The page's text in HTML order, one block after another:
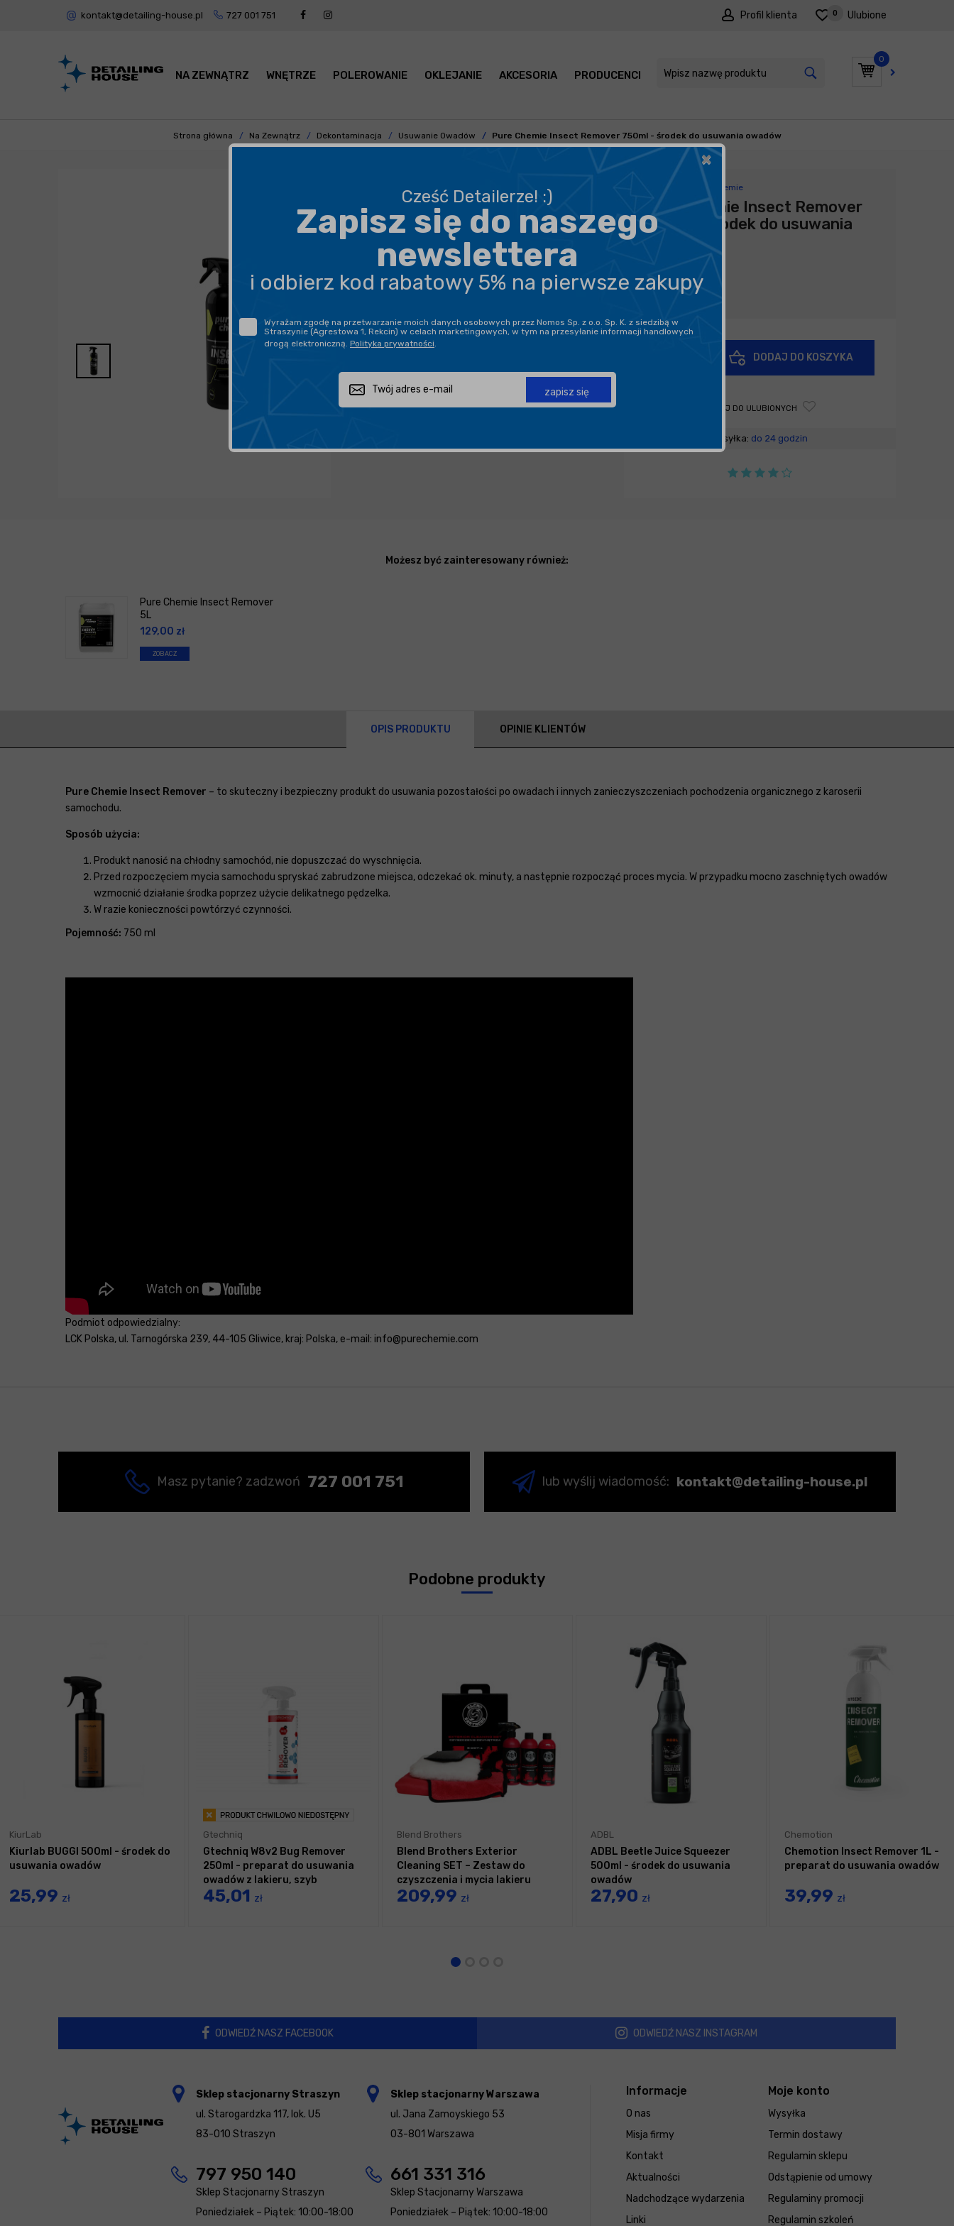
kontakt@detailing-house.pl 727 001 751 Profil klienta Ulubione
0
0
NA ZEWNĄTRZ WNĘTRZE POLEROWANIE OKLEJANIE AKCESORIA PRODUCENCI PROMOCJE
Strona główna Na Zewnątrz Dekontaminacja Usuwanie Owadów Pure Chemie Insect Remover 750ml - środek do usuwania owadów
BEZPIECZNA WYSYŁKA
DARMOWA DOSTAWA OD 199,90 ZŁ
PROFESJONALNE DORADZTWO
Zapytaj o produkt
Producent: Pure Chemie
Pure Chemie Insect Remover
750ml - środek do usuwania
owadów
39,00 zł
litr
DODAJ DO KOSZYKA
DODAJ DO ULUBIONYCH
Wysyłka: do 24 godzin
Możesz być zainteresowany również:
Pure Chemie Insect Remover
5L
129,00 zł
ZOBACZ
OPIS PRODUKTU OPINIE KLIENTÓW
Pure Chemie Insect Remover – to skuteczny i bezpieczny produkt do usuwania pozostałości po owadach i innych zanieczyszczeniach pochodzenia organicznego z karoserii
samochodu.
Sposób użycia:
Produkt nanosić na chłodny samochód, nie dopuszczać do wyschnięcia.
Przed rozpoczęciem mycia samochodu spryskać zabrudzone miejsca, odczekać ok. minuty, a następnie rozpocząć proces mycia. W przypadku mocno zaschniętych owadów
wzmocnić działanie środka poprzez użycie delikatnego pędzelka.
W razie konieczności powtórzyć czynności.
Pojemność: 750 ml
Podmiot odpowiedzialny:
LCK Polska, ul. Tarnogórska 239, 44-105 Gliwice, kraj: Polska, e-mail: info@purechemie.com
Masz pytanie? zadzwoń 727 001 751 lub wyślij wiadomość: kontakt@detailing-house.pl
Podobne produkty
KiurLab
Kiurlab BUGGI 500ml - środek do
usuwania owadów
25,99 zł
Gtechniq
Gtechniq W8v2 Bug Remover
250ml - preparat do usuwania
owadów z lakieru, szyb
45,01 zł
Blend Brothers
Blend Brothers Exterior
Cleaning SET – Zestaw do
czyszczenia i mycia lakieru
209,99 zł
ADBL
ADBL Beetle Juice Squeezer
500ml - środek do usuwania
owadów
27,90 zł
Chemotion
Chemotion Insect Remover 1L -
preparat do usuwania owadów
39,99 zł
ODWIEDŹ NASZ FACEBOOK ODWIEDŹ NASZ INSTAGRAM
×
Cześć Detailerze! :)
Zapisz się do naszego
newslettera
i odbierz kod rabatowy 5% na pierwsze zakupy
Wyrażam zgodę na przetwarzanie moich danych osobowych przez Nomos Sp. z o.o. Sp. K. z siedzibą w
Straszynie (Agrestowa 1, Rekcin) w celach marketingowych, w tym na przesyłanie informacji handlowych
drogą elektroniczną. Polityka prywatności
zapisz się
Informacje
O nas
Misja firmy
Kontakt
Aktualności
Nadchodzące wydarzenia
Linki
Moje konto
Wysyłka
Termin dostawy
Regulamin sklepu
Odstąpienie od umowy
Regulaminy promocji
Regulamin szkoleń
Sklep stacjonarny Straszyn
ul. Starogardzka 117, lok. U5
83-010 Straszyn
797 950 140
Sklep Stacjonarny Straszyn
Poniedziałek – Piątek: 10:00-18:00
Sklep stacjonarny Warszawa
ul. Jana Zamoyskiego 53
03-801 Warszawa
661 331 316
Sklep Stacjonarny Warszawa
Poniedziałek – Piątek: 10:00-18:00